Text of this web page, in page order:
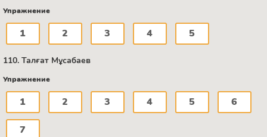
Упражнение
1 2 3 4 5
110. Талғат Мұсабаев
Упражнение
1 2 3 4 5 6
7